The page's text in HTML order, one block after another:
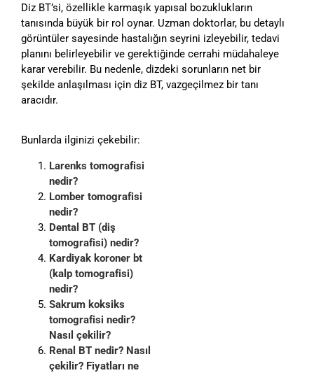
Diz BT’si, özellikle karmaşık yapısal bozuklukların
tanısında büyük bir rol oynar. Uzman doktorlar, bu detaylı
görüntüler sayesinde hastalığın seyrini izleyebilir, tedavi
planını belirleyebilir ve gerektiğinde cerrahi müdahaleye
karar verebilir. Bu nedenle, dizdeki sorunların net bir
şekilde anlaşılması için diz BT, vazgeçilmez bir tanı
aracıdır.
Bunlarda ilginizi çekebilir:
Larenks tomografisi
nedir?
Lomber tomografisi
nedir?
Dental BT (diş
tomografisi) nedir?
Kardiyak koroner bt
(kalp tomografisi)
nedir?
Sakrum koksiks
tomografisi nedir?
Nasıl çekilir?
Renal BT nedir? Nasıl
çekilir? Fiyatları ne